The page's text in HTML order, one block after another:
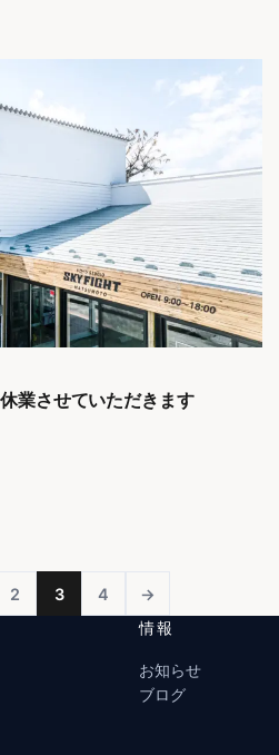
業させていただきます
2 3 4 →
情報
お知らせ
ブログ